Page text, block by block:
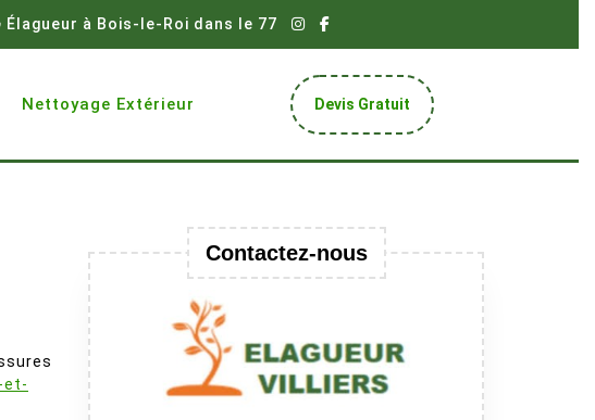
Élagueur à Bois-le-Roi dans le 77
Nettoyage Extérieur Devis Gratuit Get
A
et-
Contactez-nous